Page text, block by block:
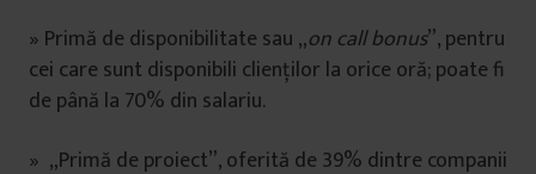
» Primă de disponibilitate sau „on call bonus”, pentru
cei care sunt disponibili clienților la orice oră; poate fi
de până la 70% din salariu.
» „Primă de proiect”, oferită de 39% dintre companii